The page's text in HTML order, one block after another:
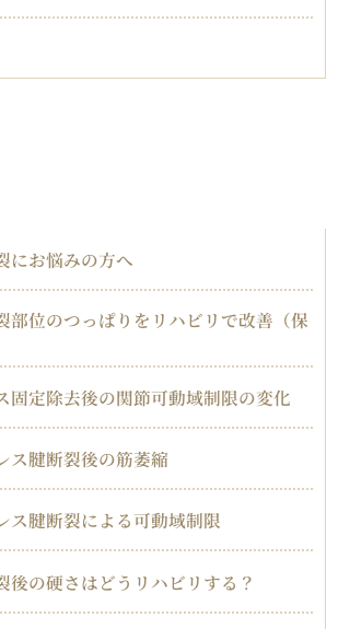
にお悩みの方へ
部位のつっぱりをリハビリで改善（保
固定除去後の関節可動域制限の変化
ス腱断裂後の筋萎縮
ス腱断裂による可動域制限
後の硬さはどうリハビリする？